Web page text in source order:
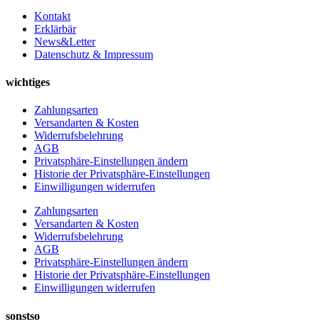
Kontakt
Erklärbär
News&Letter
Datenschutz & Impressum
wichtiges
Zahlungsarten
Versandarten & Kosten
Widerrufsbelehrung
AGB
Privatsphäre-Einstellungen ändern
Historie der Privatsphäre-Einstellungen
Einwilligungen widerrufen
Zahlungsarten
Versandarten & Kosten
Widerrufsbelehrung
AGB
Privatsphäre-Einstellungen ändern
Historie der Privatsphäre-Einstellungen
Einwilligungen widerrufen
sonstso